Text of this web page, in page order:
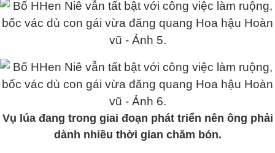
Vụ lúa đang trong giai đoạn phát triển nên ông phải
dành nhiều thời gian chăm bón.